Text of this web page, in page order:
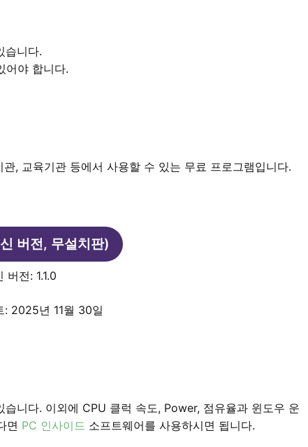
습니다.
어야 합니다.
, 교육기관 등에서 사용할 수 있는 무료 프로그램입니다.
버전, 무설치판)
버전: 1.1.0
: 2025년 11월 30일
니다. 이외에 CPU 클럭 속도, Power, 점유율과 윈도우 운
면 PC 인사이드 소프트웨어를 사용하시면 됩니다.